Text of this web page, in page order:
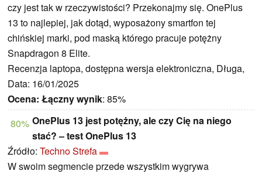
czy jest tak w rzeczywistości? Przekonajmy się. OnePlus
13 to najlepiej, jak dotąd, wyposażony smartfon tej
chińskiej marki, pod maską którego pracuje potężny
Snapdragon 8 Elite.
Recenzja laptopa, dostępna wersja elektroniczna, Długa,
Data: 16/01/2025
Ocena: Łączny wynik: 85%
80% OnePlus 13 jest potężny, ale czy Cię na niego
stać? – test OnePlus 13
Źródło: Techno Strefa
W swoim segmencie przede wszystkim wygrywa